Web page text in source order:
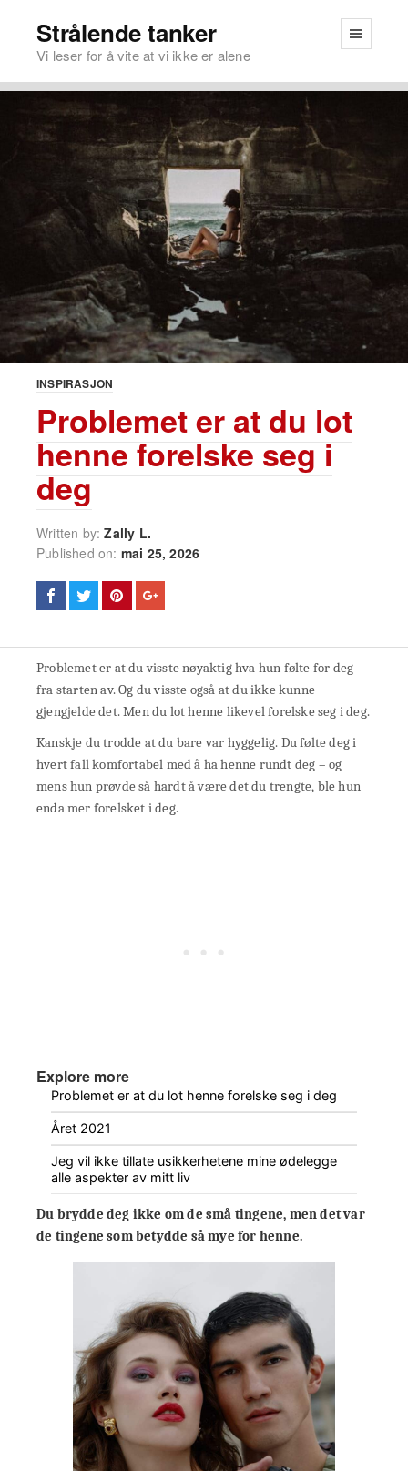
Strålende tanker
Vi leser for å vite at vi ikke er alene
INSPIRASJON
Problemet er at du lot
henne forelske seg i
deg
Written by:Zally L.
Published on: mai 25, 2026
Problemet er at du visste nøyaktig hva hun følte for deg
fra starten av. Og du visste også at du ikke kunne
gjengjelde det. Men du lot henne likevel forelske seg i deg.
Kanskje du trodde at du bare var hyggelig. Du følte deg i
hvert fall komfortabel med å ha henne rundt deg – og
mens hun prøvde så hardt å være det du trengte, ble hun
enda mer forelsket i deg.
Explore more
Problemet er at du lot henne forelske seg i deg
Året 2021
Jeg vil ikke tillate usikkerhetene mine ødelegge
alle aspekter av mitt liv
Du brydde deg ikke om de små tingene, men det var
de tingene som betydde så mye for henne.